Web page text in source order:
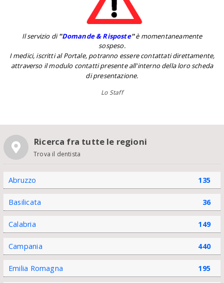
Il servizio di''Domande & Risposte''è momentaneamente
sospeso.
I medici, iscritti al Portale, potranno essere contattati direttamente,
attraverso il modulo contatti presente all'interno della loro scheda
di presentazione.
Lo Staff
Ricerca fra tutte le regioni
Trova il dentista
Abruzzo 135
Basilicata 36
Calabria 149
Campania 440
Emilia Romagna 195